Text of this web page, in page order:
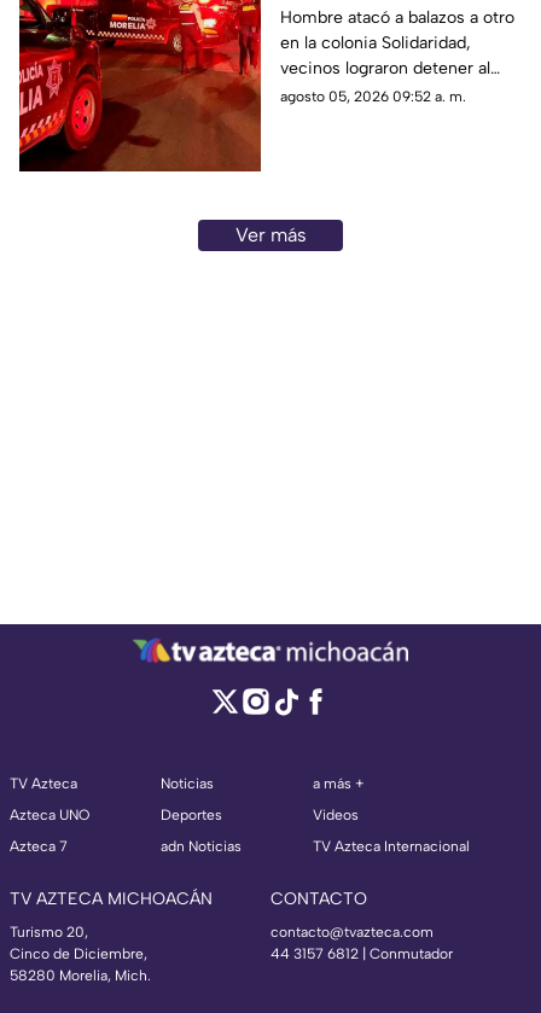
en la colonia
Solidaridad, Morelia
Hombre atacó a balazos a otro
en la colonia Solidaridad,
vecinos lograron detener al
agresor
agosto 05, 2026 09:52 a. m.
Ver más
TV Azteca
Azteca UNO
Azteca 7
Noticias
Deportes
adn Noticias
a más +
Videos
TV Azteca Internacional
TV AZTECA MICHOACÁN
Turismo 20,
Cinco de Diciembre,
58280 Morelia, Mich.
CONTACTO
contacto@tvazteca.com
44 3157 6812 | Conmutador